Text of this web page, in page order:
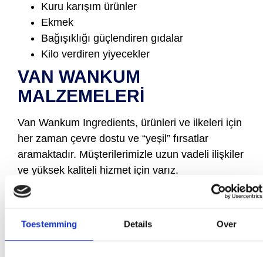
Toestemming Details Over
Kuru karışım ürünler
Ekmek
Bağışıklığı güçlendiren gıdalar
Kilo verdiren yiyecekler
VAN WANKUM
MALZEMELERİ
Van Wankum Ingredients, ürünleri ve ilkeleri için
her zaman çevre dostu ve “yeşil” fırsatlar
aramaktadır. Müşterilerimizle uzun vadeli ilişkiler
ve yüksek kaliteli hizmet için varız.
NUTRITIONAL YEAST FLAKES faydaları
hakkında daha fazla bilgi almak veya bir
Nutritional Yeast Flakes örneği talep etmek ister